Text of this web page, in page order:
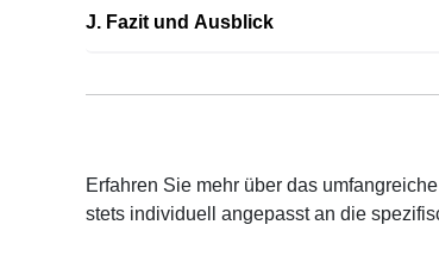
J. Fazit und Ausblick
Erfahren Sie mehr über das
stets individuell angepasst an die